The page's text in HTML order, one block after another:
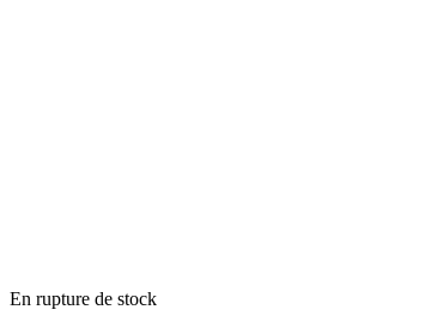
En rupture de stock